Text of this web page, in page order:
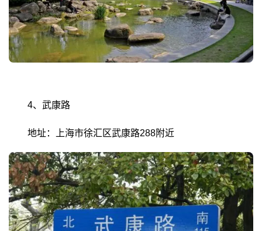
4、武康路
地址：上海市徐汇区武康路288附近